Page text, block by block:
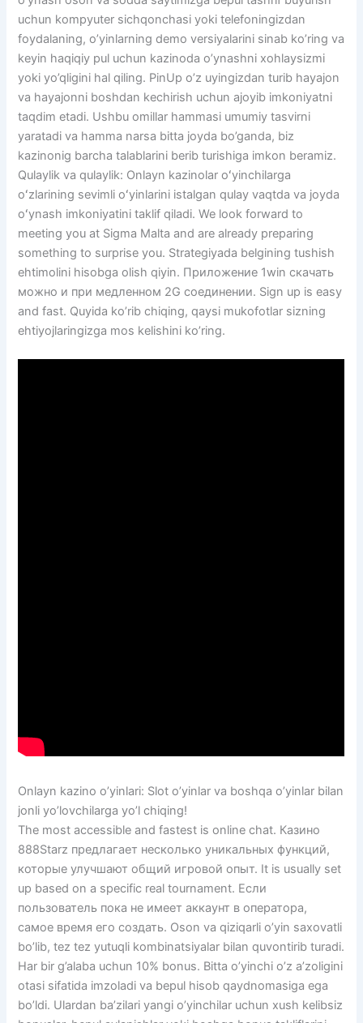
uchun kompyuter sichqonchasi yoki telefoningizdan
foydalaning, o’yinlarning demo versiyalarini sinab ko’ring va
keyin haqiqiy pul uchun kazinoda o’ynashni xohlaysizmi
yoki yo’qligini hal qiling. PinUp o’z uyingizdan turib hayajon
va hayajonni boshdan kechirish uchun ajoyib imkoniyatni
taqdim etadi. Ushbu omillar hammasi umumiy tasvirni
yaratadi va hamma narsa bitta joyda bo’ganda, biz
kazinonig barcha talablarini berib turishiga imkon beramiz.
Qulaylik va qulaylik: Onlayn kazinolar oʻyinchilarga
oʻzlarining sevimli oʻyinlarini istalgan qulay vaqtda va joyda
oʻynash imkoniyatini taklif qiladi. We look forward to
meeting you at Sigma Malta and are already preparing
something to surprise you. Strategiyada belgining tushish
ehtimolini hisobga olish qiyin. Приложение 1win скачать
можно и при медленном 2G соединении. Sign up is easy
and fast. Quyida ko’rib chiqing, qaysi mukofotlar sizning
ehtiyojlaringizga mos kelishini ko’ring.
Onlayn kazino o’yinlari: Slot o’yinlar va boshqa o’yinlar bilan
jonli yo’lovchilarga yo’l chiqing!
The most accessible and fastest is online chat. Казино
888Starz предлагает несколько уникальных функций,
которые улучшают общий игровой опыт. It is usually set
up based on a specific real tournament. Если
пользователь пока не имеет аккаунт в оператора,
самое время его создать. Oson va qiziqarli o’yin saxovatli
bo’lib, tez tez yutuqli kombinatsiyalar bilan quvontirib turadi.
Har bir g’alaba uchun 10% bonus. Bitta o’yinchi o’z a’zoligini
otasi sifatida imzoladi va bepul hisob qaydnomasiga ega
bo’ldi. Ulardan ba’zilari yangi o’yinchilar uchun xush kelibsiz